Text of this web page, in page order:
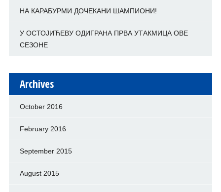
НА КАРАБУРМИ ДОЧЕКАНИ ШАМПИОНИ!
У ОСТОЈИЋЕВУ ОДИГРАНА ПРВА УТАКМИЦА ОВЕ
СЕЗОНЕ
Archives
October 2016
February 2016
September 2015
August 2015